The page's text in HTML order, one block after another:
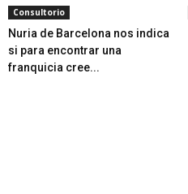
Consultorio
Nuria de Barcelona nos indica
si para encontrar una
franquicia cree...